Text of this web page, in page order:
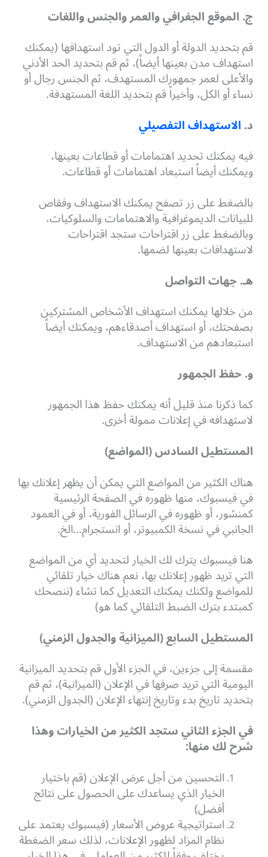
ج. الموقع الجغرافي والعمر والجنس واللغات
قم بتحديد الدولة أو الدول التي تود استهدافها (يمكنك
استهداف مدن بعينها أيضاً)، ثم قم بتحديد الحد الأدني
والأعلى لعمر جمهورك المستهدف، ثم الجنس رجال أو
نساء أو الكل، وأخيراً قم بتحديد اللغة المستهدفة.
د.الاستهداف التفصيلي
فيه يمكنك تحديد اهتمامات أو قطاعات بعينها،
ويمكنك أيضاً استبعاد اهتمامات أو قطاعات.
بالضغط على زر تصفح يمكنك الاستهداف وفقاص
للبيانات الديموغرافية والاهتمامات والسلوكيات،
وبالضغط على زر اقتراحات ستجد اقتراحات
لاستهدافات بعينها لضمها.
هـ. جهات التواصل
من خلالها يمكنك استهداف الأشخاص المشتركين
بصفحتك، أو استهداف أصدقاءهم، ويمكنك أيضاً
استبعادهم من الاستهداف.
و. حفظ الجمهور
كما ذكرنا منذ قليل أنه يمكنك حفظ هذا الجمهور
لاستهدافه في إعلانات ممولة أخرى.
المستطيل السادس (المواضع)
هناك الكثير من المواضع التي يمكن أن يظهر إعلانك بها
في فيسبوك، منها ظهوره في الصفحة الرئيسية
كمنشور، أو ظهوره في الرسائل الفورية، أو في العمود
الجانبي في نسخة الكمبيوتر، أو انستجرام…الخ.
هنا فيسبوك يترك لك الخيار لتحديد أي من المواضع
التي تريد ظهور إعلانك بها، نعم هناك خيار تلقائي
للمواضع ولكنك يمكنك التعديل كما تشاء (ننصحك
كمبتدء بترك الضبط التلقائي كما هو)
المستطيل السابع (الميزانية والجدول الزمني)
مقسمة إلى جزءين، في الجزء الأول قم بتحديد الميزانية
اليومية التي تريد صرفها في الإعلان (الميزانية)، ثم قم
بتحديد تاريخ بدء وتاريخ إنتهاء الإعلان (الجدول الزمني).
في الجزء الثاني ستجد الكثير من الخيارات وهذا
شرح لك منها:
التحسين من أجل عرض الإعلان (قم باختيار
الخيار الذي يساعدك على الحصول على نتائج
أفضل)
استراتيجية عروض الأسعار (فيسبوك يعتمد على
نظام المزاد لظهور الإعلانات، لذلك سعر الضغطة